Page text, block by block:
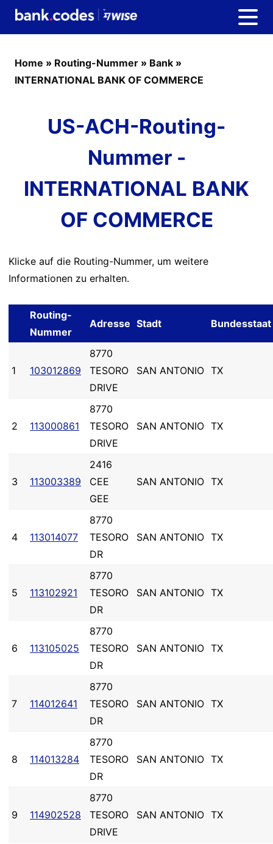
Home » Routing-Nummer » Bank »
INTERNATIONAL BANK OF COMMERCE
US-ACH-Routing-
Nummer -
INTERNATIONAL BANK
OF COMMERCE
Klicke auf die Routing-Nummer, um weitere
Informationen zu erhalten.
Routing-
Nummer
Adresse Stadt Bundesstaat
1 103012869
8770
TESORO
DRIVE
SAN ANTONIO TX
2 113000861
8770
TESORO
DRIVE
SAN ANTONIO TX
3 113003389
2416
CEE
GEE
SAN ANTONIO TX
4 113014077
8770
TESORO
DR
SAN ANTONIO TX
5 113102921
8770
TESORO
DR
SAN ANTONIO TX
6 113105025
8770
TESORO
DR
SAN ANTONIO TX
7 114012641
8770
TESORO
DR
SAN ANTONIO TX
8 114013284
8770
TESORO
DR
SAN ANTONIO TX
9 114902528
8770
TESORO
DRIVE
SAN ANTONIO TX